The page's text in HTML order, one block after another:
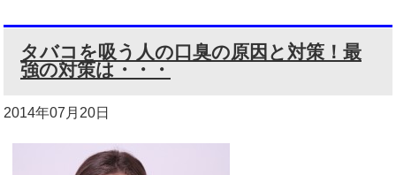
タバコを吸う人の口臭の原因と対策！最
強の対策は・・・
2014年07月20日